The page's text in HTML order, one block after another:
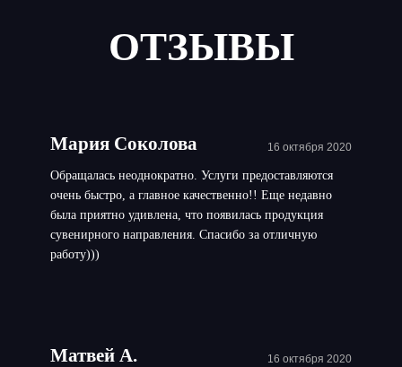
ОТЗЫВЫ
Мария Соколова 16 октября 2020
Обращалась неоднократно. Услуги предоставляются
очень быстро, а главное качественно!! Еще недавно
была приятно удивлена, что появилась продукция
сувенирного направления. Спасибо за отличную
работу)))
Матвей А. 16 октября 2020